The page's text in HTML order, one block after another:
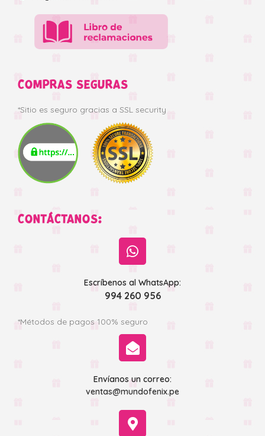
COMPRAS SEGURAS
*Sitio es seguro gracias a SSL security
CONTÁCTANOS:
Escríbenos al WhatsApp:
994 260 956
*Métodos de pagos 100% seguro
Envíanos un correo:
ventas@mundofenix.pe